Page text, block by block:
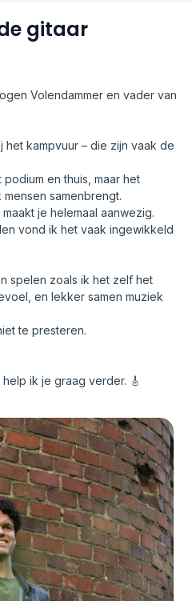
gitaar
Volendammer en vader van
het kampvuur – die zijn vaak de
en thuis, maar het
samenbrengt.
je helemaal aanwezig.
vond ik het vaak ingewikkeld
spelen zoals ik het zelf het
en lekker samen muziek
te presteren.
ik je graag verder. 🎸